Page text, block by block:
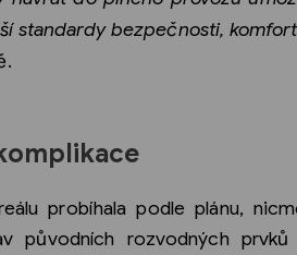
standardy bezpečnosti,
probíhala podle plánu,
původních rozvodných